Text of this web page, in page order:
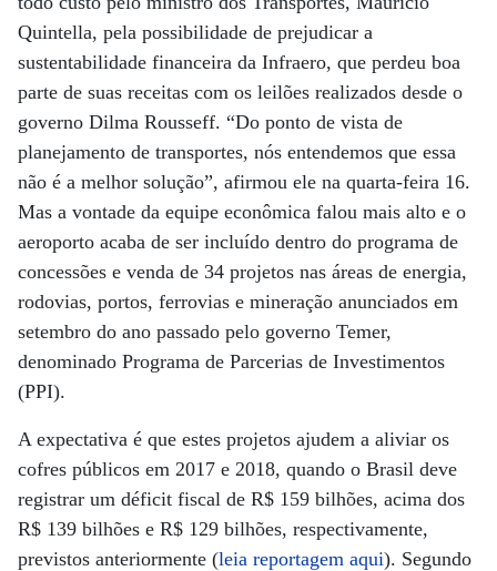
Quintella, pela possibilidade de prejudicar a
sustentabilidade financeira da Infraero, que perdeu boa
parte de suas receitas com os leilões realizados desde o
governo Dilma Rousseff. “Do ponto de vista de
planejamento de transportes, nós entendemos que essa
não é a melhor solução”, afirmou ele na quarta-feira 16.
Mas a vontade da equipe econômica falou mais alto e o
aeroporto acaba de ser incluído dentro do programa de
concessões e venda de 34 projetos nas áreas de energia,
rodovias, portos, ferrovias e mineração anunciados em
setembro do ano passado pelo governo Temer,
denominado Programa de Parcerias de Investimentos
(PPI).
A expectativa é que estes projetos ajudem a aliviar os
cofres públicos em 2017 e 2018, quando o Brasil deve
registrar um déficit fiscal de R$ 159 bilhões, acima dos
R$ 139 bilhões e R$ 129 bilhões, respectivamente,
previstos anteriormente (leia reportagem aqui). Segundo